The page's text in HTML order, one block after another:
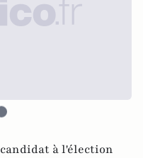
candidat à l'élection